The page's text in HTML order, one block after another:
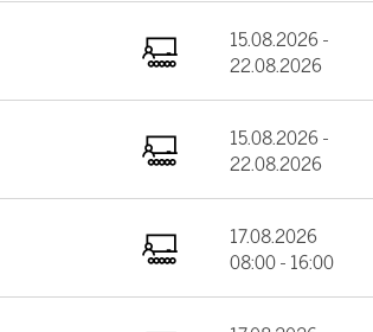
15.08.2026 -
22.08.2026
15.08.2026 -
22.08.2026
17.08.2026
08:00 - 16:00